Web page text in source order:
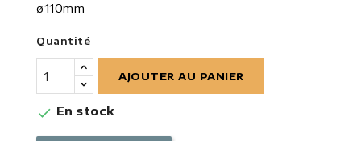
ø110mm
Quantité
AJOUTER AU PANIER
 En stock